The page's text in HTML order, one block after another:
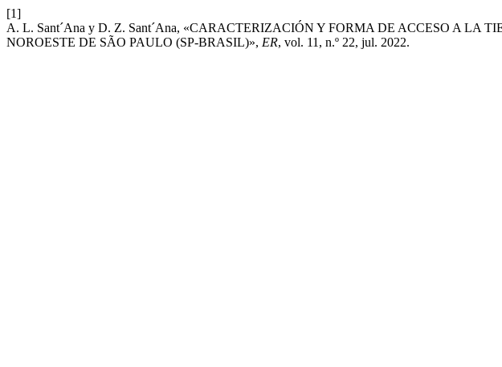
[1]
A. L. Sant´Ana y D. Z. Sant´Ana, «CARACTERIZACIÓN Y FORMA DE ACCESO A LA
NOROESTE DE SÃO PAULO (SP-BRASIL)», ER, vol. 11, n.º 22, jul. 2022.